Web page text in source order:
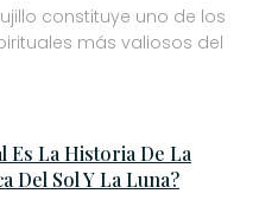
constituye uno de los
más valiosos del
Es La Historia De La
Del Sol Y La Luna?